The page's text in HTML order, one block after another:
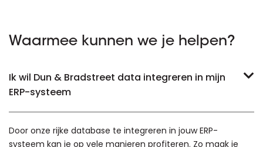
Waarmee kunnen we je helpen?
Ik wil Dun & Bradstreet data integreren in mijn
ERP-systeem
Door onze rijke database te integreren in jouw ERP-
systeem kan je op vele manieren profiteren. Zo maak je